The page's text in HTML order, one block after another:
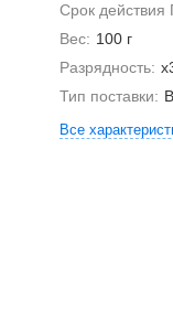
Срок действия
Вес: 100 г
Разрядность:
Тип поставки:
Все